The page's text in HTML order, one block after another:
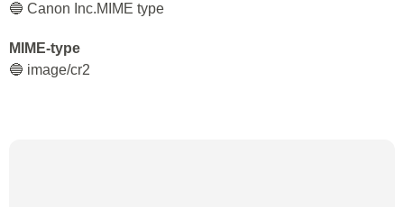
🔵 Canon Inc.MIME type
MIME-type
🔵 image/cr2